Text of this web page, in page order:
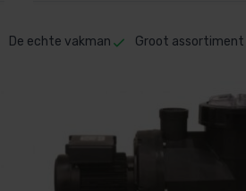
De echte vakman Groot assortiment